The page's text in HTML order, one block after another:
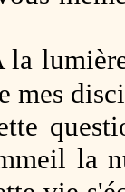
la
mes
la